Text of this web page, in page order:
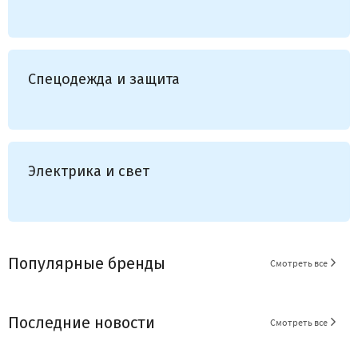
Спецодежда и защита
Электрика и свет
Популярные бренды Смотреть все
Последние новости Смотреть все